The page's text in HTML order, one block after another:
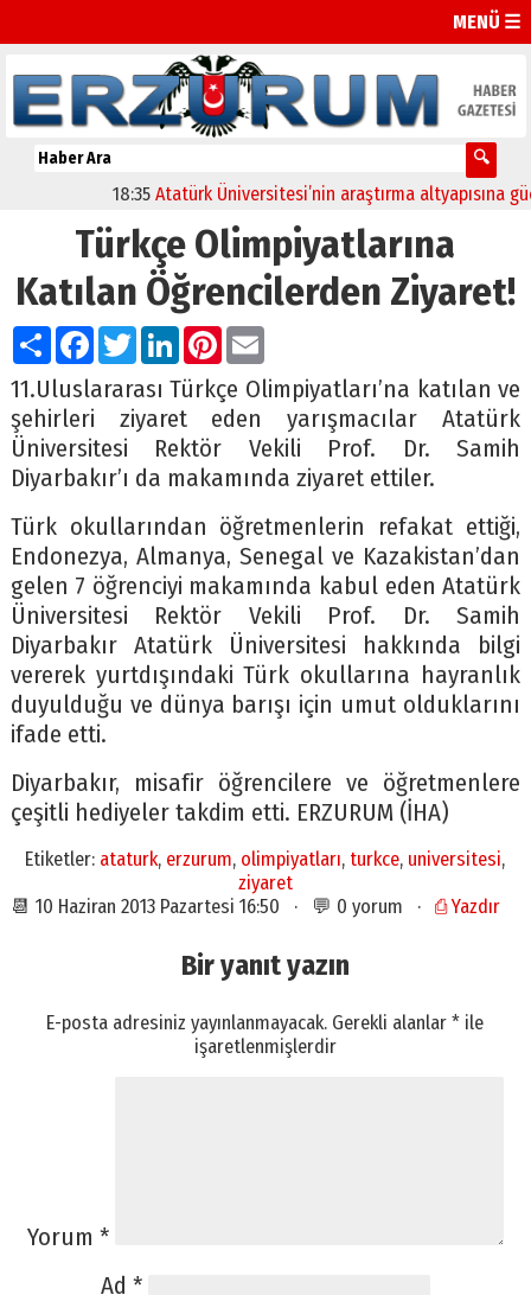
MENÜ ☰
18:35 Atatürk Üniversitesi’nin araştırma altyapısına güçlü
Türkçe Olimpiyatlarına
Katılan Öğrencilerden Ziyaret!
PaylaşFacebook
TwitterLinkedIn
Pinterest
Email
11.Uluslararası Türkçe Olimpiyatları’na katılan ve
şehirleri ziyaret eden yarışmacılar Atatürk
Üniversitesi Rektör Vekili Prof. Dr. Samih
Diyarbakır’ı da makamında ziyaret ettiler.
Türk okullarından öğretmenlerin refakat ettiği,
Endonezya, Almanya, Senegal ve Kazakistan’dan
gelen 7 öğrenciyi makamında kabul eden Atatürk
Üniversitesi Rektör Vekili Prof. Dr. Samih
Diyarbakır Atatürk Üniversitesi hakkında bilgi
vererek yurtdışındaki Türk okullarına hayranlık
duyulduğu ve dünya barışı için umut olduklarını
ifade etti.
Diyarbakır, misafir öğrencilere ve öğretmenlere
çeşitli hediyeler takdim etti. ERZURUM (İHA)
Etiketler: ataturk, erzurum, olimpiyatları, turkce, universitesi,
ziyaret
📆 10 Haziran 2013 Pazartesi 16:50 · 💬 0 yorum · ⎙ Yazdır
Bir yanıt yazın
E-posta adresiniz yayınlanmayacak. Gerekli alanlar* ile
işaretlenmişlerdir
Yorum *
Ad *